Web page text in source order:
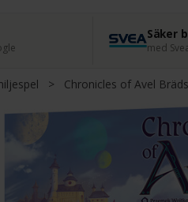
Säker
med
> Chronicles of Avel